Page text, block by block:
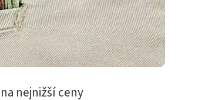
nejnižší ceny